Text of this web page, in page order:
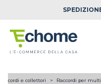
e collettori Raccordi per